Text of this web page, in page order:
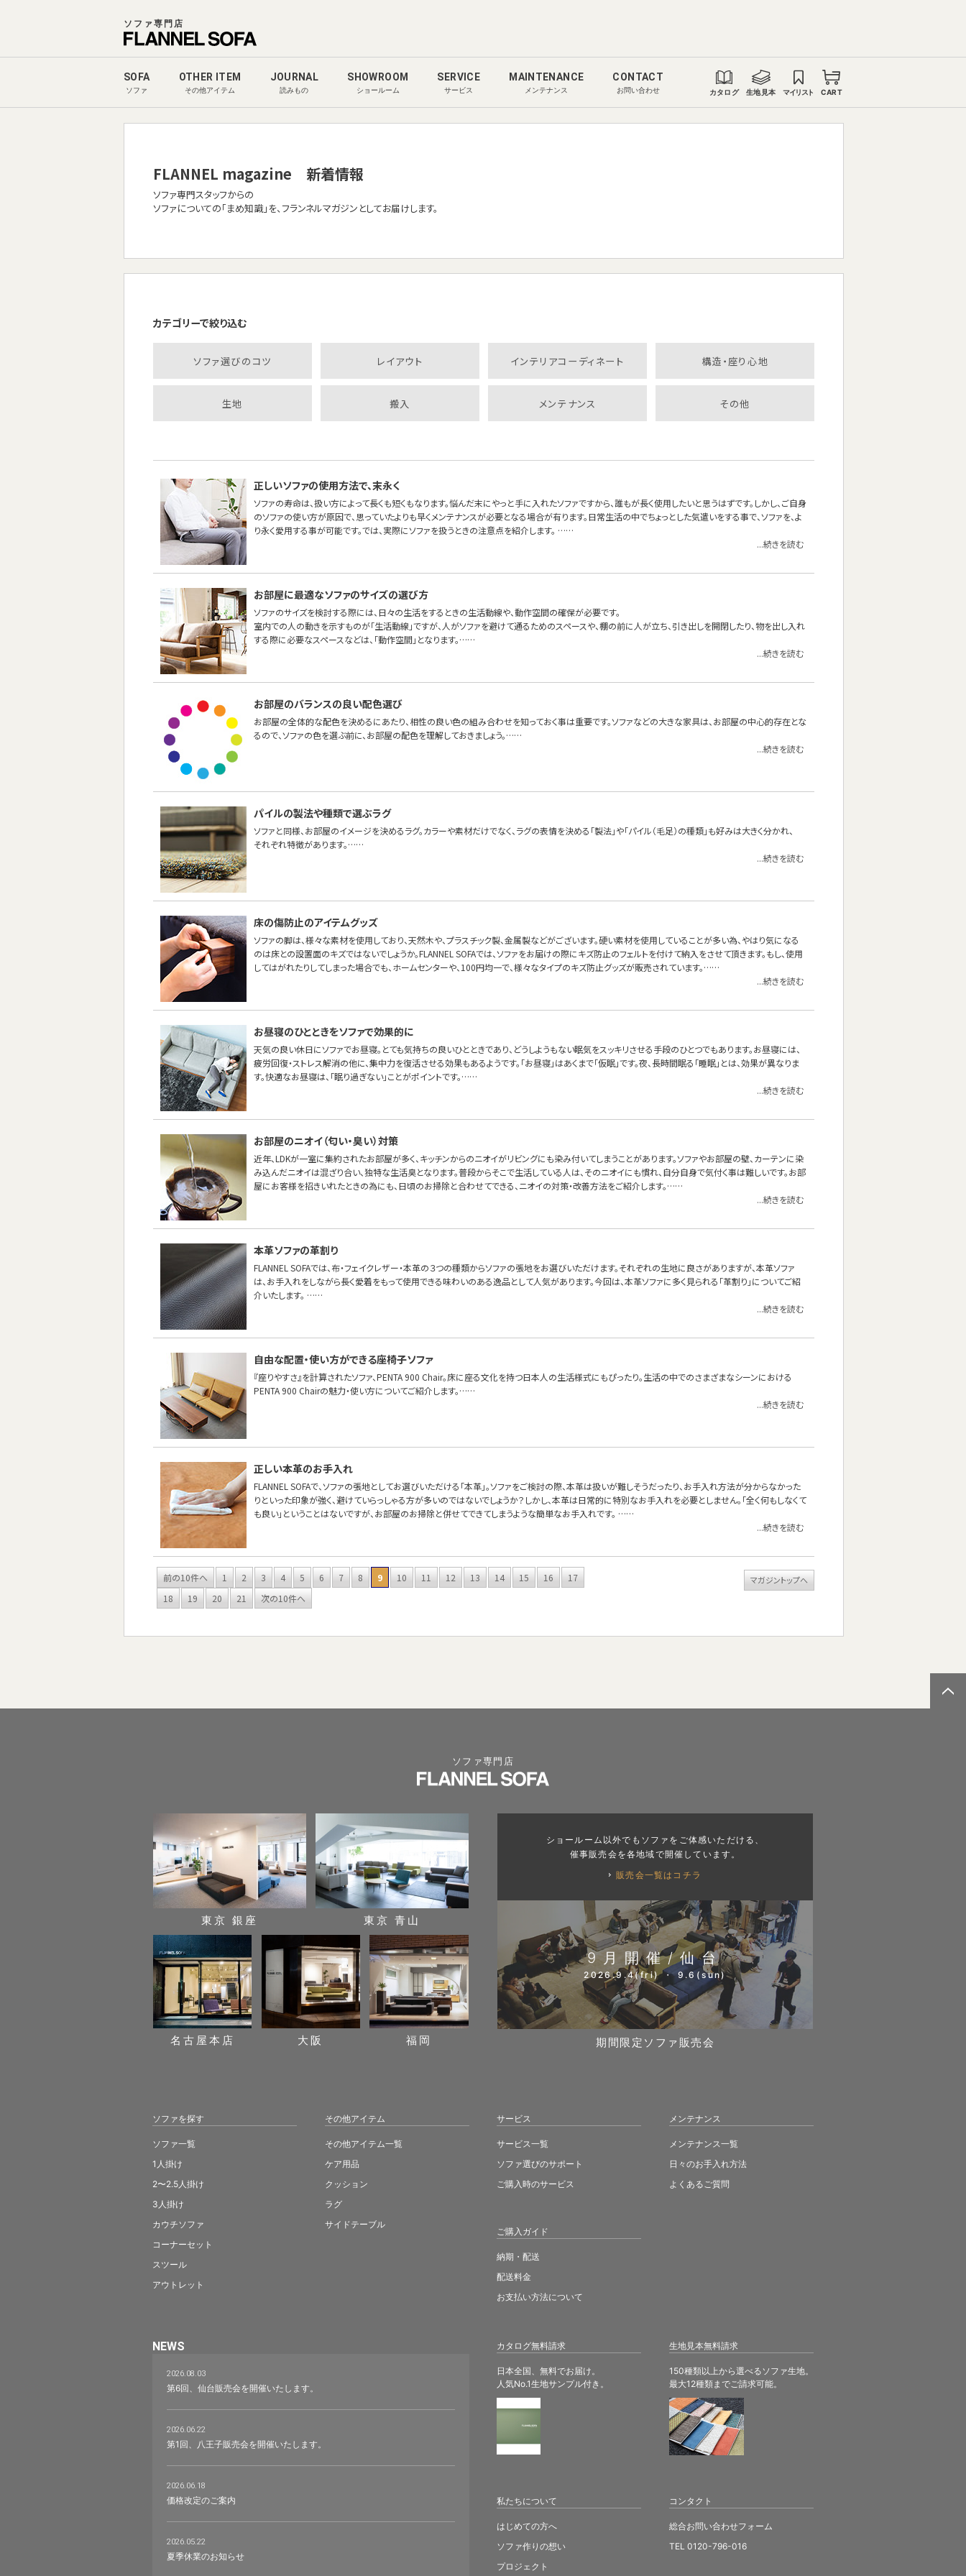
ソファ専門店
SOFA
ソファ
OTHER ITEM
その他アイテム
JOURNAL
読みもの
SHOWROOM
ショールーム
SERVICE
サービス
MAINTENANCE
メンテナンス
CONTACT
お問い合わせ カタログ 生地見本 マイリスト CART
FLANNEL magazine 新着情報
ソファ専門スタッフからの
ソファについての「まめ知識」を、フランネルマガジンとしてお届けします。
カテゴリーで絞り込む
ソファ選びのコツ レイアウト インテリアコーディネート 構造・座り心地
生地 搬入 メンテナンス その他
正しいソファの使用方法で、末永く
ソファの寿命は、扱い方によって長くも短くもなります。悩んだ末にやっと手に入れたソファですから、誰もが長く使用したいと思うはずです。しかし、ご自身
のソファの使い方が原因で、思っていたよりも早くメンテナンスが必要となる場合が有ります。日常生活の中でちょっとした気遣いをする事で、ソファを、よ
り永く愛用する事が可能です。では、実際にソファを扱うときの注意点を紹介します。 ……
...続きを読む
お部屋に最適なソファのサイズの選び方
ソファのサイズを検討する際には、日々の生活をするときの生活動線や、動作空間の確保が必要です。
室内での人の動きを示すものが「生活動線」ですが、人がソファを避けて通るためのスペースや、棚の前に人が立ち、引き出しを開閉したり、物を出し入れ
する際に必要なスペースなどは、「動作空間」となります。……
...続きを読む
お部屋のバランスの良い配色選び
お部屋の全体的な配色を決めるにあたり、相性の良い色の組み合わせを知っておく事は重要です。ソファなどの大きな家具は、お部屋の中心的存在とな
るので、ソファの色を選ぶ前に、お部屋の配色を理解しておきましょう。……
...続きを読む
パイルの製法や種類で選ぶラグ
ソファと同様、お部屋のイメージを決めるラグ。カラーや素材だけでなく、ラグの表情を決める「製法」や「パイル（毛足）の種類」も好みは大きく分かれ、
それぞれ特徴があります。……
...続きを読む
床の傷防止のアイテムグッズ
ソファの脚は、様々な素材を使用しており、天然木や、プラスチック製、金属製などがございます。硬い素材を使用していることが多い為、やはり気になる
のは床との設置面のキズではないでしょうか。FLANNEL SOFAでは、ソファをお届けの際にキズ防止のフェルトを付けて納入をさせて頂きます。もし、使用
してはがれたりしてしまった場合でも、ホームセンターや、100円均一で、様々なタイプのキズ防止グッズが販売されています。……
...続きを読む
お昼寝のひとときをソファで効果的に
天気の良い休日にソファでお昼寝。とても気持ちの良いひとときであり、どうしようもない眠気をスッキリさせる手段のひとつでもあります。お昼寝には、
疲労回復・ストレス解消の他に、集中力を復活させる効果もあるようです。「お昼寝」はあくまで「仮眠」です。夜、長時間眠る「睡眠」とは、効果が異なりま
す。快適なお昼寝は、「眠り過ぎない」ことがポイントです。……
...続きを読む
お部屋のニオイ（匂い・臭い）対策
近年、LDKが一室に集約されたお部屋が多く、キッチンからのニオイがリビングにも染み付いてしまうことがあります。ソファやお部屋の壁、カーテンに染
み込んだニオイは混ざり合い、独特な生活臭となります。普段からそこで生活している人は、そのニオイにも慣れ、自分自身で気付く事は難しいです。お部
屋にお客様を招きいれたときの為にも、日頃のお掃除と合わせてできる、ニオイの対策・改善方法をご紹介します。……
...続きを読む
本革ソファの革割り
FLANNEL SOFAでは、布・フェイクレザー・本革の３つの種類からソファの張地をお選びいただけます。それぞれの生地に良さがありますが、本革ソファ
は、お手入れをしながら長く愛着をもって使用できる味わいのある逸品として人気があります。今回は、本革ソファに多く見られる「革割り」についてご紹
介いたします。 ……
...続きを読む
自由な配置・使い方ができる座椅子ソファ
『座りやすさ』を計算されたソファ、PENTA 900 Chair。床に座る文化を持つ日本人の生活様式にもぴったり。生活の中でのさまざまなシーンにおける
PENTA 900 Chairの魅力・使い方についてご紹介します。……
...続きを読む
正しい本革のお手入れ
FLANNEL SOFAで、ソファの張地としてお選びいただける「本革」。ソファをご検討の際、本革は扱いが難しそうだったり、お手入れ方法が分からなかった
りといった印象が強く、避けていらっしゃる方が多いのではないでしょうか？しかし、本革は日常的に特別なお手入れを必要としません。「全く何もしなくて
も良い」ということはないですが、お部屋のお掃除と併せてできてしまうような簡単なお手入れです。 ……
...続きを読む
前の10件へ 1 2 3 4 5 6 7 8 9 10 11 12 13 14 15 16
17
18
19 20 21 次の10件へ
マガジントップへ
ソファ専門店
カタログ無料請求
日本全国、無料でお届け。
人気No.1生地サンプル付き。
生地見本無料請求
150種類以上から選べるソファ生地。
最大12種類までご請求可能。
東京 銀座 東京 青山
名古屋本店 大阪 福岡
ショールーム以外でもソファをご体感いただける、
催事販売会を各地域で開催しています。
販売会一覧はコチラ
9月開催/仙台
2026.9.4(fri) ・ 9.6(sun)
期間限定ソファ販売会
ソファを探す
ソファ一覧
1人掛け
2〜2.5人掛け
3人掛け
カウチソファ
コーナーセット
スツール
アウトレット
その他アイテム
その他アイテム一覧
ケア用品
クッション
ラグ
サイドテーブル
サービス
サービス一覧
ソファ選びのサポート
ご購入時のサービス
ご購入ガイド
納期・配送
配送料金
お支払い方法について
メンテナンス
メンテナンス一覧
日々のお手入れ方法
よくあるご質問
NEWS
2026.08.03
第6回、仙台販売会を開催いたします。
2026.06.22
第1回、八王子販売会を開催いたします。
2026.06.18
価格改定のご案内
2026.05.22
夏季休業のお知らせ
私たちについて
はじめての方へ
ソファ作りの想い
プロジェクト
コンタクト
総合お問い合わせフォーム
TEL 0120-796-016